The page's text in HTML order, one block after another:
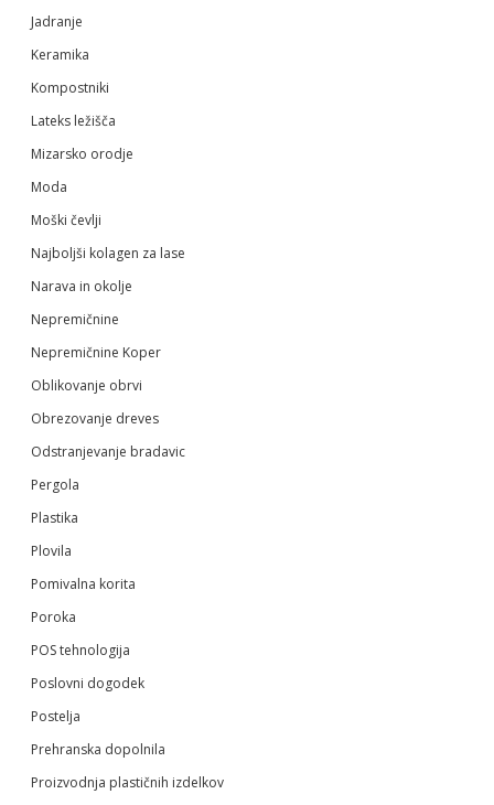
Jadranje
Keramika
Kompostniki
Lateks ležišča
Mizarsko orodje
Moda
Moški čevlji
Najboljši kolagen za lase
Narava in okolje
Nepremičnine
Nepremičnine Koper
Oblikovanje obrvi
Obrezovanje dreves
Odstranjevanje bradavic
Pergola
Plastika
Plovila
Pomivalna korita
Poroka
POS tehnologija
Poslovni dogodek
Postelja
Prehranska dopolnila
Proizvodnja plastičnih izdelkov